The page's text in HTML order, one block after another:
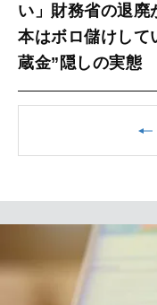
い」財務省の退廃
本はボロ儲けし
蔵金”隠しの実態